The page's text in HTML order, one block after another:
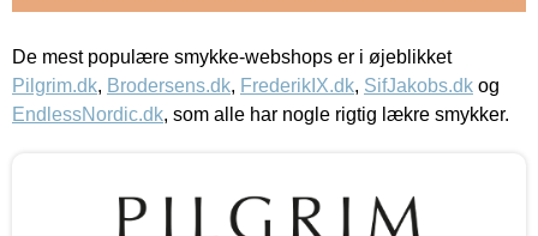
De mest populære smykke-webshops er i øjeblikket
Pilgrim.dk, Brodersens.dk, FrederikIX.dk, SifJakobs.dk og
EndlessNordic.dk, som alle har nogle rigtig lækre smykker.